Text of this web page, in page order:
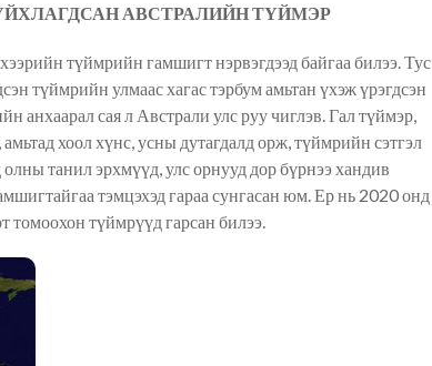
АВСТРАЛИЙН ТҮЙМЭР
түймрийн гамшигт нэрвэгдээд байгаа билээ. Тус
түймрийн улмаас хагас тэрбум амьтан үхэж үрэгдсэн
анхаарал сая л Австрали улс руу чиглэв. Гал түймэр,
хоол хүнс, усны дутагдалд орж, түймрийн сэтгэл
танил эрхмүүд, улс орнууд дор бүрнээ хандив
тэмцэхэд гараа сунгасан юм. Ер нь 2020 онд
томоохон түймрүүд гарсан билээ.